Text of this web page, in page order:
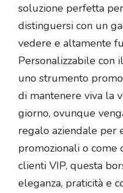
soluzione perfetta
distinguersi con un
vedere e altamente
Personalizzabile con
uno strumento
di mantenere viva la
giorno, ovunque
regalo aziendale per
promozionali o
clienti VIP, questa
eleganza, praticità e